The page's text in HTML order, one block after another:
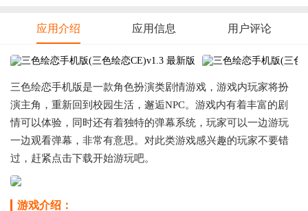
应用介绍 应用信息 用户评论
三色绘恋手机版是一款角色扮演类剧情游戏，游戏内玩家将扮
演主角，重新回到校园生活，邂逅NPC。游戏内有着丰富的剧
情可以体验，同时还有着独特的弹幕系统，玩家可以一边游玩
一边观看弹幕，非常有意思。对此类游戏感兴趣的玩家不要错
过，赶紧点击下载开始游玩吧。
游戏介绍：